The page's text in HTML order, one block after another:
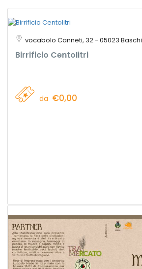
vocabolo Canneti, 32 - 05023 Baschi
Birrificio Centolitri
da €0,00